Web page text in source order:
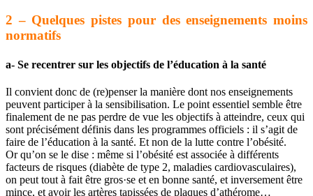
2 – Quelques pistes pour des enseignements moins
normatifs
a- Se recentrer sur les objectifs de l’éducation à la santé
Il convient donc de (re)penser la manière dont nos enseignements
peuvent participer à la sensibilisation. Le point essentiel semble être
finalement de ne pas perdre de vue les objectifs à atteindre, ceux qui
sont précisément définis dans les programmes officiels : il s’agit de
faire de l’éducation à la santé. Et non de la lutte contre l’obésité.
Or qu’on se le dise : même si l’obésité est associée à différents
facteurs de risques (diabète de type 2, maladies cardiovasculaires),
on peut tout à fait être gros·se et en bonne santé, et inversement être
mince, et avoir les artères tapissées de plaques d’athérome…